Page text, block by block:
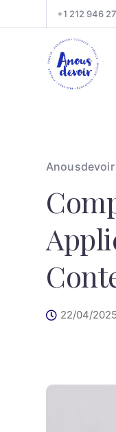
+1 212 946
Anousdevoir
22/04/2025